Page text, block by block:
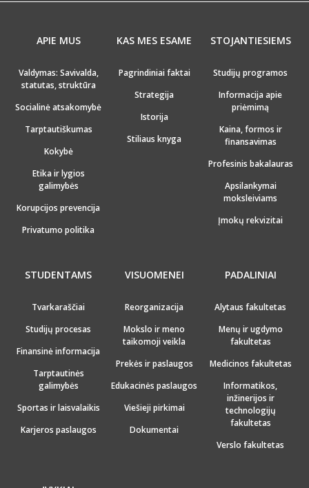
APIE MUS
Valdymas: Savivalda,
statutas, struktūra
Socialinė atsakomybė
Tarptautiškumas
Kokybė
Etika ir lygios
galimybės
Korupcijos prevencija
Privatumo politika
KAS MES ESAME
Pagrindiniai faktai
Strategija
Istorija
Stiliaus knyga
STOJANTIESIEMS
Studijų programos
Informacija apie
priėmimą
Kaina, formos ir
finansavimas
Profesinis bakalauras
Apsilankymai
moksleiviams
Įmokų rekvizitai
STUDENTAMS
Tvarkaraščiai
Studijų procesas
Finansinė informacija
Tarptautinės
galimybės
Sportas ir laisvalaikis
Karjeros paslaugos
VISUOMENEI
Reorganizacija
Mokslo ir meno
taikomoji veikla
Prekės ir paslaugos
Edukacinės paslaugos
Viešieji pirkimai
Dokumentai
PADALINIAI
Alytaus fakultetas
Menų ir ugdymo
fakultetas
Medicinos fakultetas
Informatikos,
inžinerijos ir
technologijų
fakultetas
Verslo fakultetas